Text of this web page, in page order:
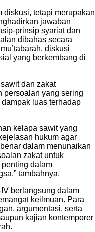
diskusi, tetapi merupakan
jawaban
prinsip syariat dan
dibahas secara
diskusi
yang berkembang di
dan zakat
persoalan yang sering
luas terhadap
kelapa sawit yang
hukum agar
dalam menunaikan
zakat untuk
dalam
tambahnya.
berlangsung dalam
keilmuan. Para
argumentasi, serta
kajian kontemporer